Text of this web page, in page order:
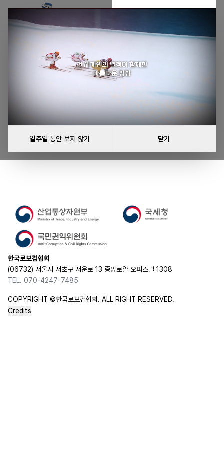
일주일 동안 보지 않기 닫기
리그를 불러올 수 없습니다
리그를 불러오는 중 오류가 발생했습니다.
다시 시도
한국로보컵협회
(06732) 서울시 서초구 서운로 13 중앙로얄 오피스텔 1308
TEL. 070-4247-7485
COPYRIGHT ©한국로보컵협회. ALL RIGHT RESERVED.
Credits